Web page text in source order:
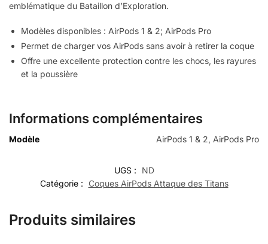
emblématique du Bataillon d’Exploration.
Modèles disponibles : AirPods 1 & 2; AirPods Pro
Permet de charger vos AirPods sans avoir à retirer la coque
Offre une excellente protection contre les chocs, les rayures
et la poussière
Informations complémentaires
Modèle AirPods 1 & 2, AirPods Pro
UGS :
ND
Catégorie :
Coques AirPods Attaque des Titans
Produits similaires